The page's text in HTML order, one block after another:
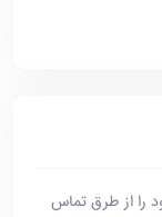
را از طرق تماس